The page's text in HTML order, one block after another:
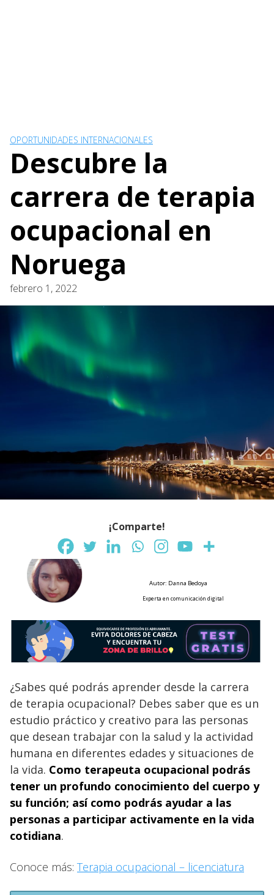
OPORTUNIDADES INTERNACIONALES
Descubre la
carrera de terapia
ocupacional en
Noruega
febrero 1, 2022
¡Comparte!
Autor: Danna Bedoya
Experta en comunicación digital
¿Sabes qué podrás aprender desde la carrera
de terapia ocupacional? Debes saber que es un
estudio práctico y creativo para las personas
que desean trabajar con la salud y la actividad
humana en diferentes edades y situaciones de
la vida. Como terapeuta ocupacional podrás
tener un profundo conocimiento del cuerpo y
su función; así como podrás ayudar a las
personas a participar activamente en la vida
cotidiana.
Conoce más: Terapia ocupacional – licenciatura